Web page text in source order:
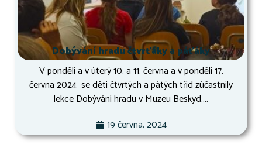
Dobývání hradu čtvrťáky a páťáky
V pondělí a v úterý 10. a 11. června a v pondělí 17.
června 2024 se děti čtvrtých a pátých tříd zúčastnily
lekce Dobývání hradu v Muzeu Beskyd....
19 června, 2024